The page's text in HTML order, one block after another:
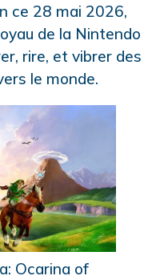
ce 28 mai 2026,
de la Nintendo
rire, et vibrer des
le monde.
Ocarina of